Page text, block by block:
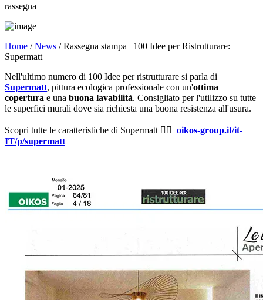
rassegna
Home /News / Rassegna stampa | 100 Idee per Ristrutturare:
Supermatt
Nell'ultimo numero di 100 Idee per ristrutturare si parla di
Supermatt, pittura ecologica professionale con un'ottima
copertura e una buona lavabilità. Consigliato per l'utilizzo su tutte
le superfici murali dove sia richiesta una buona resistenza all'usura.
Scopri tutte le caratteristiche di Supermatt 👉🏻 oikos-group.it/it-
IT/p/supermatt